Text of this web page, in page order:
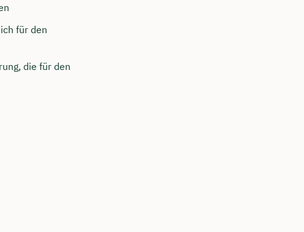
für den
die für den